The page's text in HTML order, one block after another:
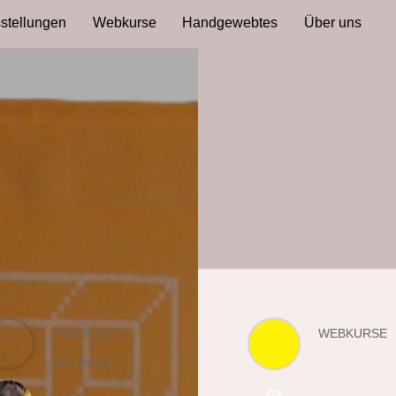
Webkurse Handgewebtes Über uns
PRODUKTE
von Sylvia
WEBKURSE